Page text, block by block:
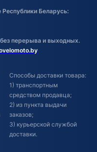
Беларусь:
перерыва и выходных.
Способы доставки товара:
1) транспортным
средством продавца;
2) из пункта выдачи
заказов;
3) курьерской службой
доставки.